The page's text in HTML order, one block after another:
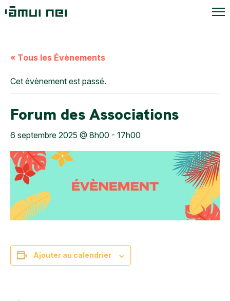
« Tous les Évènements
Cet évènement est passé.
Forum des Associations
6 septembre 2025 @ 8h00 - 17h00
Ajouter au calendrier